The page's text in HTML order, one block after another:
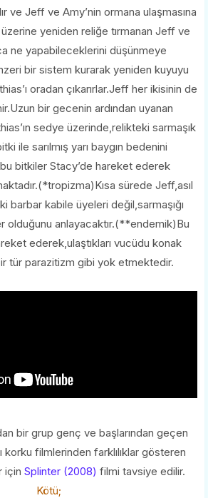
ve Jeff ve Amy’nin ormana ulaşmasına
yeniden reliğe tırmanan Jeff ve
ne yapabileceklerini düşünmeye
bir sistem kurarak yeniden kuyuyu
oradan çıkarırlar.Jeff her ikisinin de
bir gecenin ardından uyanan
sedye üzerinde,relikteki sarmaşık
ile sarılmış yarı baygın bedenini
bu bitkiler Stacy’de hareket ederek
sürede Jeff,asıl
barbar kabile üyeleri değil,sarmaşığı
olduğunu anlayacaktır.(**endemik)Bu
ederek,ulaştıkları vucüdu konak
tür parazitizm gibi yok etmektedir.
bir grup genç ve başlarından geçen
korku filmlerinden farklılıklar gösteren
için Splinter (2008) filmi tavsiye edilir.
Kötü;